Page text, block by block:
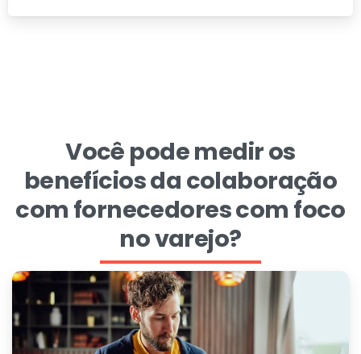
Você pode medir os
benefícios da colaboração
com fornecedores com foco
no varejo?